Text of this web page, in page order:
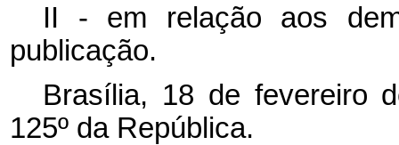
II - em relação aos
publicação.
Brasília, 18 de fevereiro
125º da República.